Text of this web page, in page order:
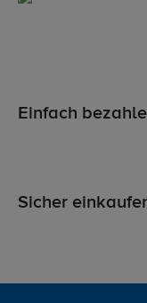
Einfach
Sicher